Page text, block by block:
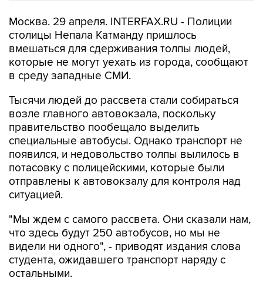
Москва. 29 апреля. INTERFAX.RU - Полиции
столицы Непала Катманду пришлось
вмешаться для сдерживания толпы людей,
которые не могут уехать из города, сообщают
в среду западные СМИ.
Тысячи людей до рассвета стали собираться
возле главного автовокзала, поскольку
правительство пообещало выделить
специальные автобусы. Однако транспорт не
появился, и недовольство толпы вылилось в
потасовку с полицейскими, которые были
отправлены к автовокзалу для контроля над
ситуацией.
"Мы ждем с самого рассвета. Они сказали нам,
что здесь будут 250 автобусов, но мы не
видели ни одного", - приводят издания слова
студента, ожидавшего транспорт наряду с
остальными.